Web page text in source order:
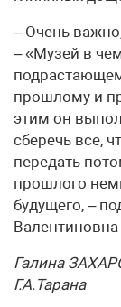
– Очень
– «Музей в
прошлому и
этим он
сберечь все,
передать
прошлого
будущего, –
Галина
Г.А.Тарана